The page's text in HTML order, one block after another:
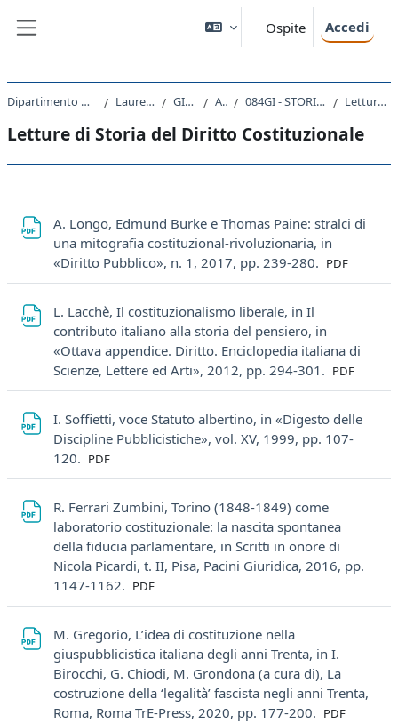
Ospite Accedi
Dipartimento di Scienze Giuridiche, del Linguaggio, dell`Interpretazione e della Traduzione Laurea Magistrale Ciclo Unico 5 anni GI01 - GIURISPRUDENZA A.A. 2023 - 2024 084GI - STORIA E TECNICA DELLE COSTITUZIONI E CODIFICAZIONI CONTEMPORANEE 2023 Letture di Storia del Diritto Costituzionale
Letture di Storia del Diritto Costituzionale
A. Longo, Edmund Burke e Thomas Paine: stralci di
una mitografia costituzional-rivoluzionaria, in
«Diritto Pubblico», n. 1, 2017, pp. 239-280. File
PDF
L. Lacchè, Il costituzionalismo liberale, in Il
contributo italiano alla storia del pensiero, in
«Ottava appendice. Diritto. Enciclopedia italiana di
Scienze, Lettere ed Arti», 2012, pp. 294-301. File
PDF
I. Soffietti, voce Statuto albertino, in «Digesto delle
Discipline Pubblicistiche», vol. XV, 1999, pp. 107-
120. File
PDF
R. Ferrari Zumbini, Torino (1848-1849) come
laboratorio costituzionale: la nascita spontanea
della fiducia parlamentare, in Scritti in onore di
Nicola Picardi, t. II, Pisa, Pacini Giuridica, 2016, pp.
1147-1162. File
PDF
M. Gregorio, L’idea di costituzione nella
giuspubblicistica italiana degli anni Trenta, in I.
Birocchi, G. Chiodi, M. Grondona (a cura di), La
costruzione della ‘legalità’ fascista negli anni Trenta,
Roma, Roma TrE-Press, 2020, pp. 177-200. File
PDF